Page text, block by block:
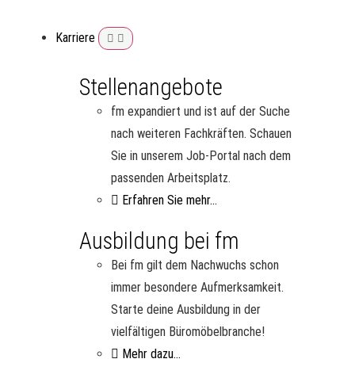
Karriere
Stellenangebote
fm expandiert und ist auf der Suche
nach weiteren Fachkräften. Schauen
Sie in unserem Job-Portal nach dem
passenden Arbeitsplatz.
Erfahren Sie mehr...
Ausbildung bei fm
Bei fm gilt dem Nachwuchs schon
immer besondere Aufmerksamkeit.
Starte deine Ausbildung in der
vielfältigen Büromöbelbranche!
Mehr dazu...